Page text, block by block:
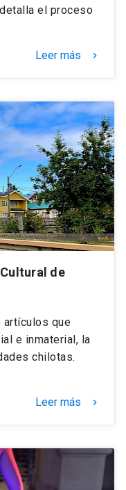
el proceso
Leer más keyboard_arrow_right
de
artículos que
e inmaterial, la
chilotas.
Leer más keyboard_arrow_right